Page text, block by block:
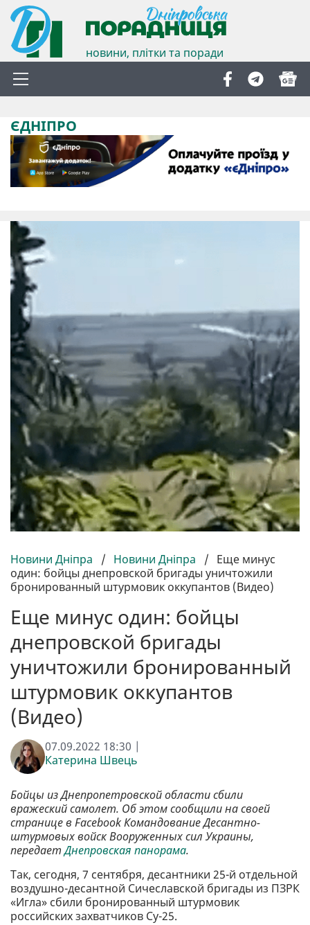
новини, плітки та поради
ЄДНІПРО
Новини Дніпра / Новини Дніпра / Еще минус
один: бойцы днепровской бригады уничтожили
бронированный штурмовик оккупантов (Видео)
Еще минус один: бойцы
днепровской бригады
уничтожили бронированный
штурмовик оккупантов
(Видео)
07.09.2022 18:30 |
Катерина Швець
Бойцы из Днепропетровской области сбили
вражеский самолет. Об этом сообщили на своей
странице в Facebook Командование Десантно-
штурмовых войск Вооруженных сил Украины,
передаетДнепровская панорама.
Так, сегодня, 7 сентября, десантники 25-й отдельной
воздушно-десантной Сичеславской бригады из ПЗРК
«Игла» сбили бронированный штурмовик
российских захватчиков Су-25.